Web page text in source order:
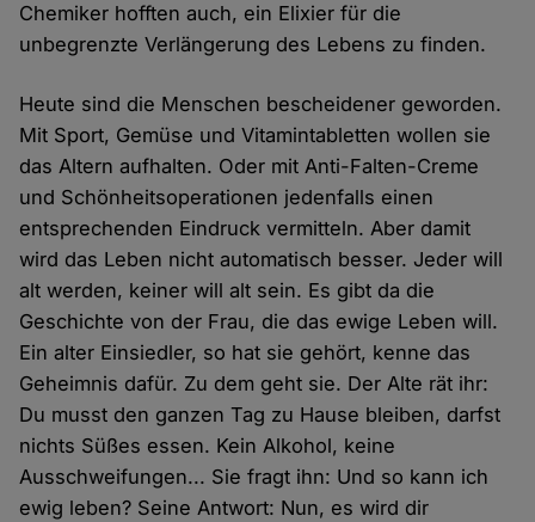
Chemiker hofften auch, ein Elixier für die
unbegrenzte Verlängerung des Lebens zu finden.
Heute sind die Menschen bescheidener geworden.
Mit Sport, Gemüse und Vitamintabletten wollen sie
das Altern aufhalten. Oder mit Anti-Falten-Creme
und Schönheitsoperationen jedenfalls einen
entsprechenden Eindruck vermitteln. Aber damit
wird das Leben nicht automatisch besser. Jeder will
alt werden, keiner will alt sein. Es gibt da die
Geschichte von der Frau, die das ewige Leben will.
Ein alter Einsiedler, so hat sie gehört, kenne das
Geheimnis dafür. Zu dem geht sie. Der Alte rät ihr:
Du musst den ganzen Tag zu Hause bleiben, darfst
nichts Süßes essen. Kein Alkohol, keine
Ausschweifungen... Sie fragt ihn: Und so kann ich
ewig leben? Seine Antwort: Nun, es wird dir